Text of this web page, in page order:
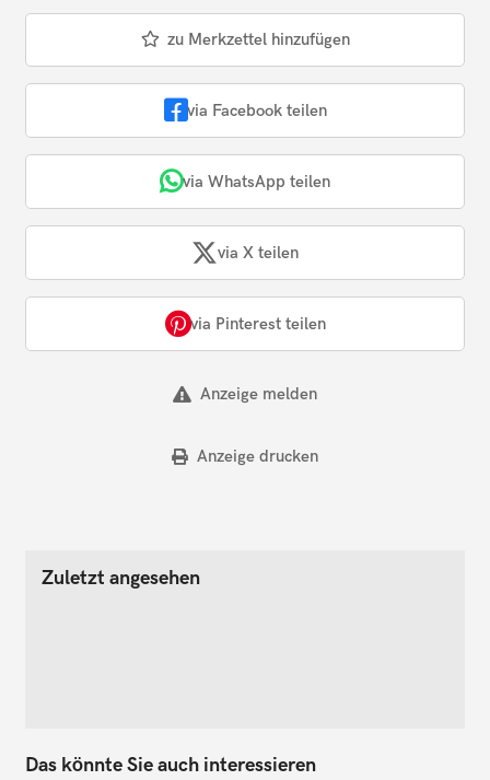
zu Merkzettel hinzufügen
via Facebook teilen
via WhatsApp teilen
via X teilen
via Pinterest teilen
Anzeige melden
Anzeige drucken
Zuletzt angesehen
Das könnte Sie auch interessieren